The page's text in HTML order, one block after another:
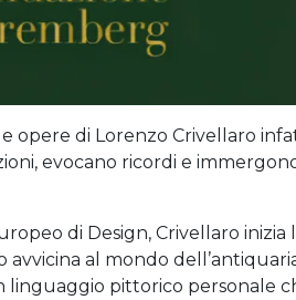
opere di Lorenzo Crivellaro
evocano ricordi e
di Design, Crivellaro inizia
al mondo
pittorico personale